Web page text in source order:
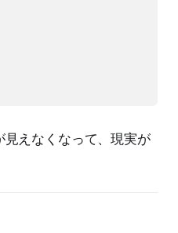
えなくなって、現実が